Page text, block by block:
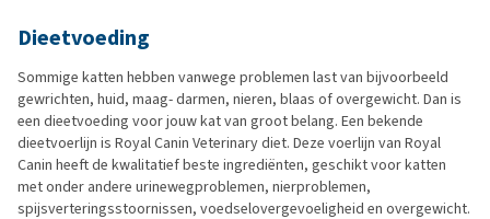
Dieetvoeding
Sommige katten hebben vanwege problemen last van bijvoorbeeld
gewrichten, huid, maag- darmen, nieren, blaas of overgewicht. Dan is
een dieetvoeding voor jouw kat van groot belang. Een bekende
dieetvoerlijn is Royal Canin Veterinary diet. Deze voerlijn van Royal
Canin heeft de kwalitatief beste ingrediënten, geschikt voor katten
met onder andere urinewegproblemen, nierproblemen,
spijsverteringsstoornissen, voedselovergevoeligheid en overgewicht.